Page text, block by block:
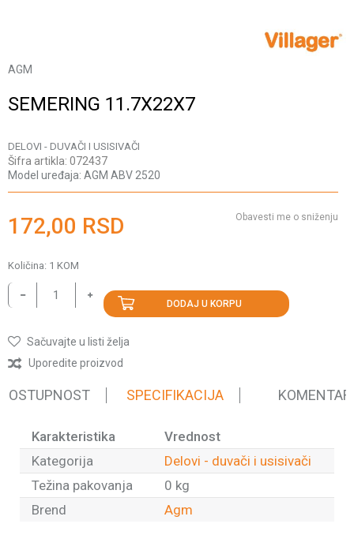
AGM
SEMERING 11.7X22X7
DELOVI - DUVAČI I USISIVAČI
Šifra artikla: 072437
Model uređaja: AGM ABV 2520
172,00 RSD Obavesti me o sniženju
Količina: 1 KOM
DODAJ U KORPU
Sačuvajte u listi želja
Uporedite proizvod
SPECIFIKACIJA
Karakteristika
Vrednost
Kategorija
Delovi - duvači i usisivači
Težina pakovanja
0 kg
Brend
Agm